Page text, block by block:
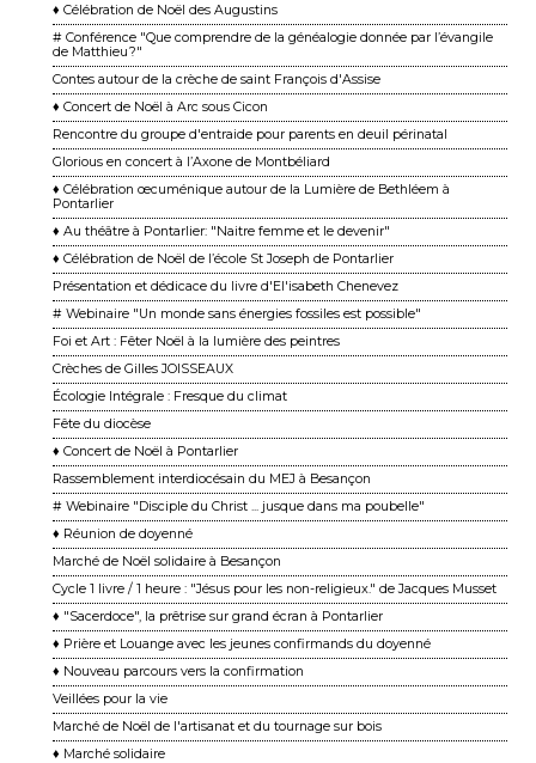
♦ Célébration de Noël des Augustins
# Conférence "Que comprendre de la généalogie donnée par l’évangile
de Matthieu ?"
Contes autour de la crèche de saint François d'Assise
♦ Concert de Noël à Arc sous Cicon
Rencontre du groupe d'entraide pour parents en deuil périnatal
Glorious en concert à l’Axone de Montbéliard
♦ Célébration œcuménique autour de la Lumière de Bethléem à
Pontarlier
♦ Au théâtre à Pontarlier: "Naitre femme et le devenir"
♦ Célébration de Noël de l’école St Joseph de Pontarlier
Présentation et dédicace du livre d'El'isabeth Chenevez
# Webinaire "Un monde sans énergies fossiles est possible"
Foi et Art : Fêter Noël à la lumière des peintres
Crèches de Gilles JOISSEAUX
Écologie Intégrale : Fresque du climat
Fête du diocèse
♦ Concert de Noël à Pontarlier
Rassemblement interdiocésain du MEJ à Besançon
# Webinaire "Disciple du Christ ... jusque dans ma poubelle"
♦ Réunion de doyenné
Marché de Noël solidaire à Besançon
Cycle 1 livre / 1 heure : "Jésus pour les non-religieux." de Jacques Musset
♦ "Sacerdoce", la prêtrise sur grand écran à Pontarlier
♦ Prière et Louange avec les jeunes confirmands du doyenné
♦ Nouveau parcours vers la confirmation
Veillées pour la vie
Marché de Noël de l'artisanat et du tournage sur bois
♦ Marché solidaire